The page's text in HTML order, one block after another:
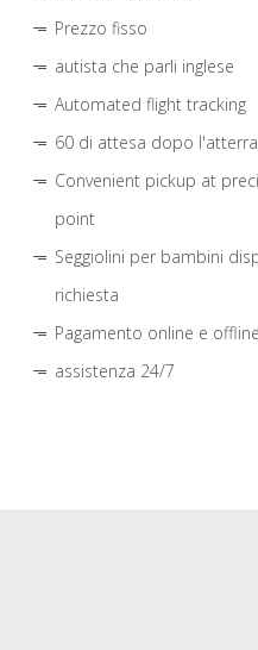
Prezzo fisso
autista che parli inglese
Automated flight tracking
60 di attesa dopo
Convenient pickup at
point
Seggiolini per bambini
richiesta
Pagamento online e offline
assistenza 24/7